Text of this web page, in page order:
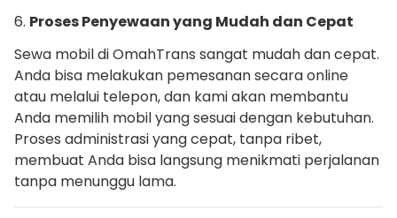
6. Proses Penyewaan yang Mudah dan Cepat
Sewa mobil di OmahTrans sangat mudah dan cepat.
Anda bisa melakukan pemesanan secara online
atau melalui telepon, dan kami akan membantu
Anda memilih mobil yang sesuai dengan kebutuhan.
Proses administrasi yang cepat, tanpa ribet,
membuat Anda bisa langsung menikmati perjalanan
tanpa menunggu lama.